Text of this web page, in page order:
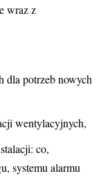
wraz z
dla potrzeb nowych
wentylacyjnych,
co,
systemu alarmu